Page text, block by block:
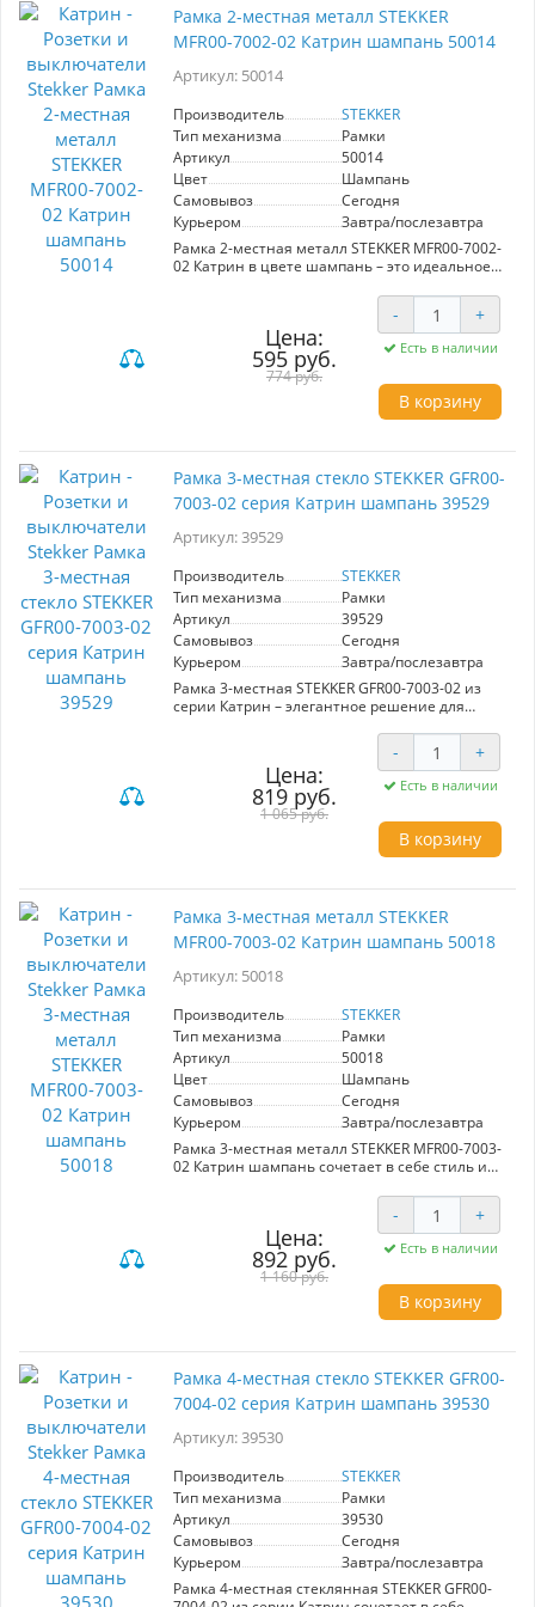
современным дизайном, что делает её
отличным выбором для любителей
функциональности и эстетики. Убедитесь, что
ваш интерьер выглядит современно с рамкой
Рамка 2-местная металл STEKKER
MFR00-7002-02 Катрин шампань 50014
Артикул: 50014
Производитель
STEKKER
Тип механизма
Рамки
Артикул
50014
Цвет
Шампань
Самовывоз
Сегодня
Курьером
Завтра/послезавтра
Рамка 2-местная металл STEKKER MFR00-7002-
02 Катрин в цвете шампань – это идеальное
современного интерьера. Изготовленная из
прочного металла и ABS пластика, она
гарантирует долговечность и надежность.
Размеры 155*84*9 мм позволяют легко
интегрировать рамку в любые стандартные
монтажные системы.
функциональный дизайн. Благодаря
элегантному цвету шампань, она гармонично
впишется в разнообразные стили интерьера,
подчеркивая его индивидуальность.
Используйте рамку STEKKER для установки
различных электрических устройств и
создайте комфортное и современное
пространство.
Цена:
595 руб.
774 руб.
- +
Есть в наличии
В корзину
Рамка 3-местная стекло STEKKER GFR00-
7003-02 серия Катрин шампань 39529
Артикул: 39529
Производитель
STEKKER
Тип механизма
Рамки
Артикул
39529
Самовывоз
Сегодня
Курьером
Завтра/послезавтра
Рамка 3-местная STEKKER GFR00-7003-02 из
серии Катрин – элегантное решение для
интерьере. Изготовленная из закаленного
стекла и ABS пластика, она сочетает в себе
прочность и стиль. Цвет шампань добавляет
воздушности и утонченности, благодаря чему
рамка легко вписывается в разнообразные
дизайнерские решения. Размер 227*84*9 мм
обеспечивает компактность и легкость
соответствуют стандартам безопасности, а
универсальной для использования в любом
помещении. Выбирая рамку STEKKER, вы
получаете не только функциональность, но и
визуальный акцент, который подчеркнет вашу
гарантирует высокое качество продукции, что
делает данную рамку отличным выбором для
современных интерьеров.
Цена:
819 руб.
1 065 руб.
- +
Есть в наличии
В корзину
Рамка 3-местная металл STEKKER
MFR00-7003-02 Катрин шампань 50018
Артикул: 50018
Производитель
STEKKER
Тип механизма
Рамки
Артикул
50018
Цвет
Шампань
Самовывоз
Сегодня
Курьером
Завтра/послезавтра
Рамка 3-местная металл STEKKER MFR00-7003-
02 Катрин шампань сочетает в себе стиль и
металла и ABS пластика, она обладает
элегантным цветом шампань, который
гармонично впишется в любой интерьер.
Размер 227x84x9 мм делает её компактной и
удобной для установки. Надежная
конструкция и современный дизайн делают
эту рамку идеальным решением для создания
пространства.
Цена:
892 руб.
1 160 руб.
- +
Есть в наличии
В корзину
Рамка 4-местная стекло STEKKER GFR00-
7004-02 серия Катрин шампань 39530
Артикул: 39530
Производитель
STEKKER
Тип механизма
Рамки
Артикул
39530
Самовывоз
Сегодня
Курьером
Завтра/послезавтра
Рамка 4-местная стеклянная STEKKER GFR00-